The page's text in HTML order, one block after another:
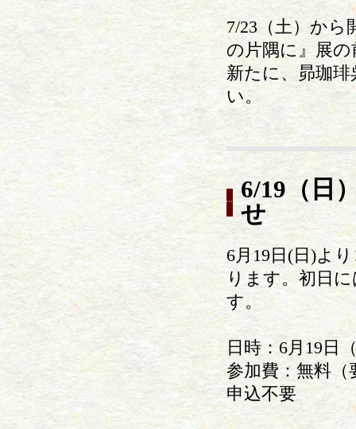
7/23（土）か
の片隅に』展
新たに、昴珈
い。
6/19（日
せ
6月19日(日)よ
ります。初日
す。
日時：6月19日
参加費：無料（
申込不要